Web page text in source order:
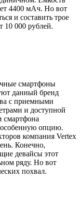
4400 мАч. Но вот
и составить трое
10 000 рублей.
смартфоны
данный бренд
с приемными
и доступной
смартфона
особенную опцию.
компания Vertex
Конечно,
девайсы этот
ряду. Но вот
похвал.